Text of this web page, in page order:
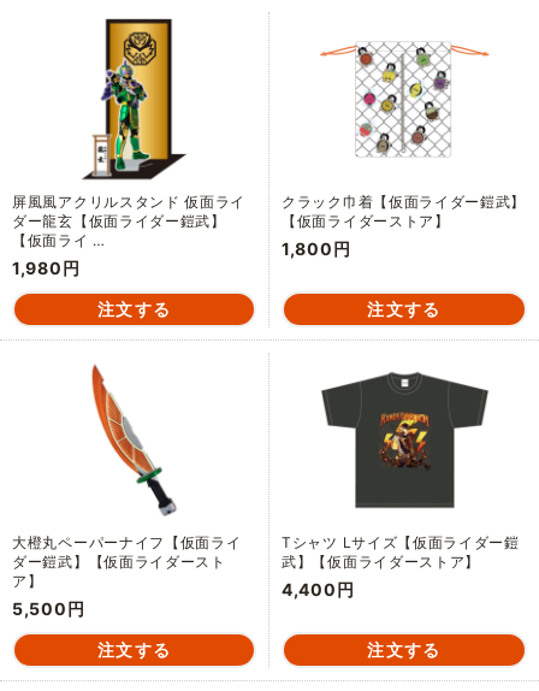
屏風風アクリルスタンド 仮面ライ
ダー龍玄【仮面ライダー鎧武】
【仮面ライ …
1,980円
クラック巾着【仮面ライダー鎧武】
【仮面ライダーストア】
1,800円
大橙丸ペーパーナイフ【仮面ライ
ダー鎧武】【仮面ライダースト
ア】
5,500円
Tシャツ Lサイズ【仮面ライダー鎧
武】【仮面ライダーストア】
4,400円